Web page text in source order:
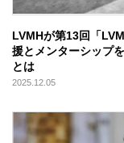
LVMHが第13回「
援とメンターシップ
とは
2025.12.05